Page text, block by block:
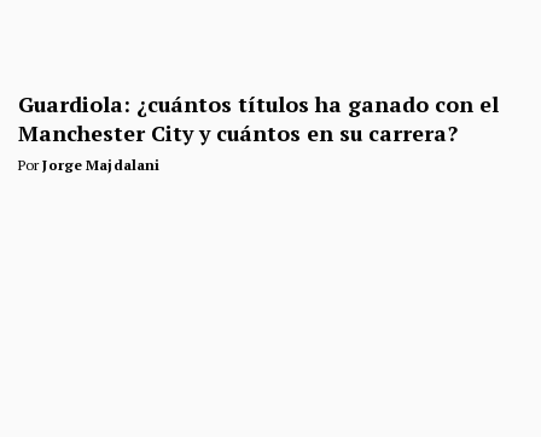
Guardiola: ¿cuántos títulos ha ganado con el
Manchester City y cuántos en su carrera?
PorJorge Majdalani